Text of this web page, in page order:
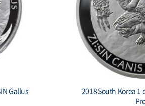
Clay
2019 South Korea 1
Secret (w/